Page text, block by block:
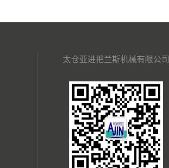
太仓亚进把兰斯机械有限公司